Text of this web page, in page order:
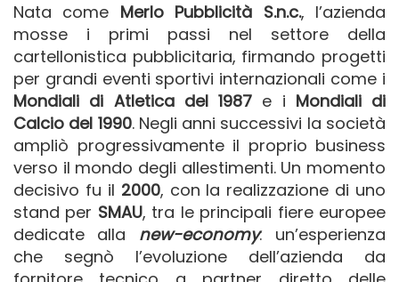
Nata come Merlo Pubblicità S.n.c., l’azienda
mosse i primi passi nel settore della
cartellonistica pubblicitaria, firmando progetti
per grandi eventi sportivi internazionali come i
Mondiali di Atletica del 1987 e i Mondiali di
Calcio del 1990. Negli anni successivi la società
ampliò progressivamente il proprio business
verso il mondo degli allestimenti. Un momento
decisivo fu il 2000, con la realizzazione di uno
stand per SMAU, tra le principali fiere europee
dedicate alla new-economy: un’esperienza
che segnò l’evoluzione dell’azienda da